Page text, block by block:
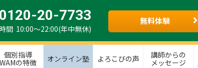
0120-20-7733
間 10:00～22:00(年中無休)
無料体験
個別指導
WAMの特徴
オンライン塾 よろこびの声
講師からの
メッセージ